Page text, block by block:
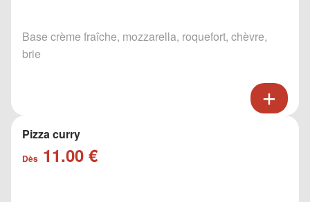
Base crème fraîche, mozzarella, roquefort, chèvre,
brie
Pizza curry
Dès 11.00 €